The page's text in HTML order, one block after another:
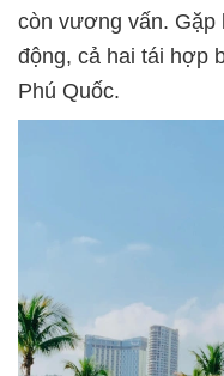
còn vương vấn. Gặp
động, cả hai tái hợp
Phú Quốc.